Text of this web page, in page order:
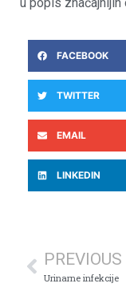
FACEBOOK
TWITTER
EMAIL
LINKEDIN
PREVIOUS
Urinarne infekcije